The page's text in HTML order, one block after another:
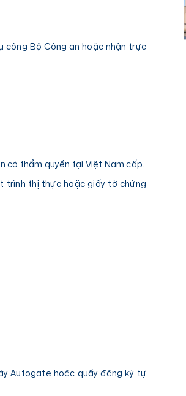
công Bộ Công an hoặc nhận trực
có thẩm quyền tại Việt Nam cấp.
trình thị thực hoặc giấy tờ chứng
Autogate hoặc quầy đăng ký tự